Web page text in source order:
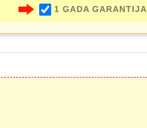
1 GADA GARANTIJA